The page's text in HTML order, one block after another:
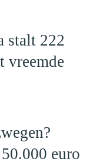
stalt 222
vreemde
euro